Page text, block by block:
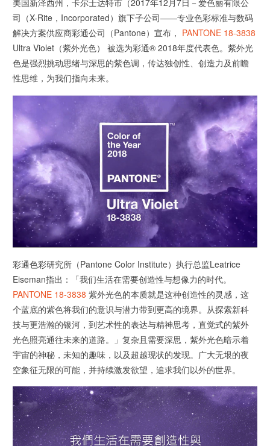
美国新泽西州，卡尔士达特市（2017年12月7日－爱色丽有限公
司（X-Rite，Incorporated）旗下子公司——专业色彩标准与数码
解决方案供应商彩通公司（Pantone）宣布， PANTONE 18-3838
Ultra Violet（紫外光色） 被选为彩通® 2018年度代表色。紫外光
色是强烈挑动思绪与深思的紫色调，传达独创性、创造力及前瞻
性思维，为我们指向未来。
彩通色彩研究所（Pantone Color Institute）执行总监Leatrice
Eiseman指出：「我们生活在需要创造性与想像力的时代。
PANTONE 18-3838 紫外光色的本质就是这种创造性的灵感，这
个蓝底的紫色将我们的意识与潜力带到更高的境界。从探索新科
技与更浩瀚的银河，到艺术性的表达与精神思考，直觉式的紫外
光色照亮通往未来的道路。」复杂且需要深思，紫外光色暗示着
宇宙的神秘，未知的趣味，以及超越现状的发现。广大无垠的夜
空象征无限的可能，并持续激发欲望，追求我们以外的世界。